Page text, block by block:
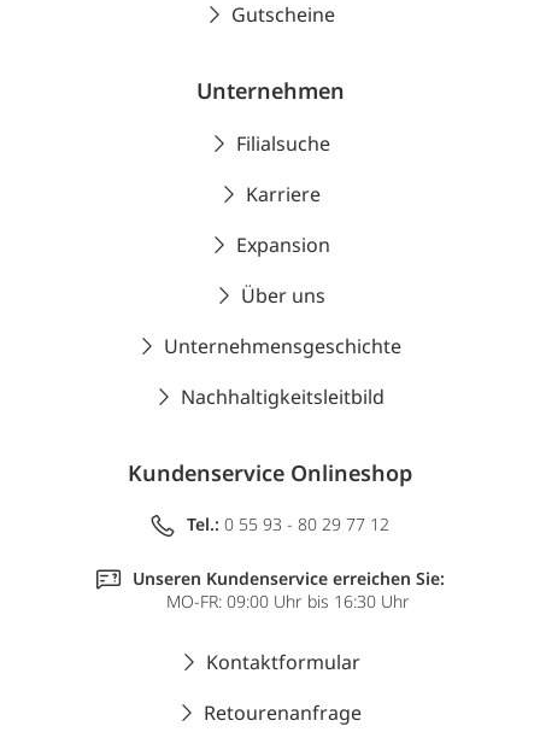
Gutscheine
Unternehmen
Filialsuche
Karriere
Expansion
Über uns
Unternehmensgeschichte
Nachhaltigkeitsleitbild
Kundenservice Onlineshop
Tel.: 0 55 93 - 80 29 77 12
Unseren Kundenservice erreichen Sie:
MO-FR: 09:00 Uhr bis 16:30 Uhr
Kontaktformular
Retourenanfrage